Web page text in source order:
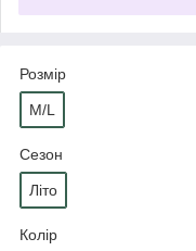
Розмір
M/L
Сезон
Літо
Колір